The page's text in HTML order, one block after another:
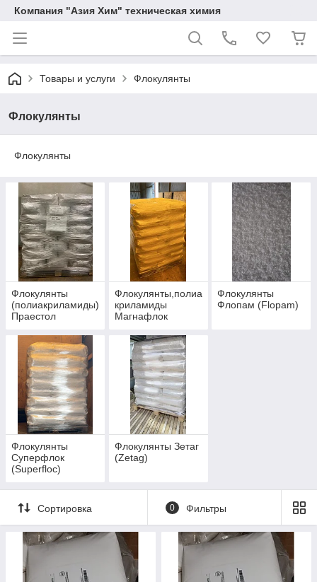
Компания "Азия Хим" техническая химия
Товары и услуги Флокулянты
Флокулянты
Флокулянты
Флокулянты
(полиакриламиды)
Праестол
Флокулянты,полиа
криламиды
Магнафлок
Флокулянты
Флопам (Flopam)
Флокулянты
Суперфлок
(Superfloc)
Флокулянты Зетаг
(Zetag)
Сортировка 0 Фильтры